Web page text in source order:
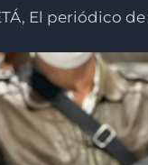
El periódico